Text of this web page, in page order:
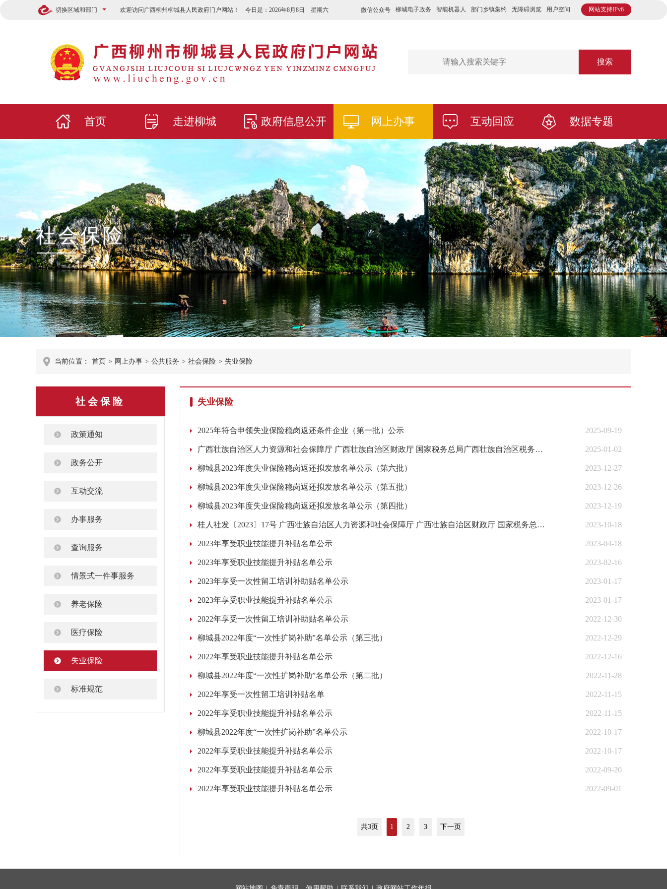
切换区域和部门 网站支持IPv6
微信公众号 柳城电子政务 智能机器人 部门乡镇集约 无障碍浏览 用户空间
欢迎访问广西柳州柳城县人民政府门户网站！ 今日是： 2026年8月8日 星期六
搜索
首页 走进柳城 政府信息公开 网上办事 互动回应 数据专题
社会保险
当前位置： 首页 > 网上办事 > 公共服务 > 社会保险 > 失业保险
社会保险
政策通知
政务公开
互动交流
办事服务
查询服务
情景式一件事服务
养老保险
医疗保险
失业保险
标准规范
失业保险
2025-09-19
2025年符合申领失业保险稳岗返还条件企业（第一批）公示
2025-01-02
广西壮族自治区人力资源和社会保障厅 广西壮族自治区财政厅 国家税务总局广西壮族自治区税务局关于做好延续实施失业保险援企稳岗政策有关工作的通知（桂人社发〔2024〕26号）
2023-12-27
柳城县2023年度失业保险稳岗返还拟发放名单公示（第六批）
2023-12-26
柳城县2023年度失业保险稳岗返还拟发放名单公示（第五批）
2023-12-19
柳城县2023年度失业保险稳岗返还拟发放名单公示（第四批）
2023-10-18
桂人社发〔2023〕17号 广西壮族自治区人力资源和社会保障厅 广西壮族自治区财政厅 国家税务总局广西壮族自治区税务局关于做好阶段性降低失业保险、工伤保险费率有关工作的通知
2023-04-18
2023年享受职业技能提升补贴名单公示
2023-02-16
2023年享受职业技能提升补贴名单公示
2023-01-17
2023年享受一次性留工培训补助贴名单公示
2023-01-17
2023年享受职业技能提升补贴名单公示
2022-12-30
2022年享受一次性留工培训补助贴名单公示
2022-12-29
柳城县2022年度“一次性扩岗补助”名单公示（第三批）
2022-12-16
2022年享受职业技能提升补贴名单公示
2022-11-28
柳城县2022年度“一次性扩岗补助”名单公示（第二批）
2022-11-15
2022年享受一次性留工培训补贴名单
2022-11-15
2022年享受职业技能提升补贴名单公示
2022-10-17
柳城县2022年度“一次性扩岗补助”名单公示
2022-10-17
2022年享受职业技能提升补贴名单公示
2022-09-20
2022年享受职业技能提升补贴名单公示
2022-09-01
2022年享受职业技能提升补贴名单公示
共3页 1 2 3 下一页